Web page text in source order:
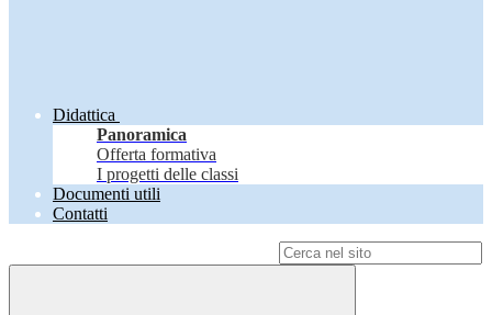
Didattica
Panoramica
Offerta formativa
I progetti delle classi
Documenti utili
Contatti